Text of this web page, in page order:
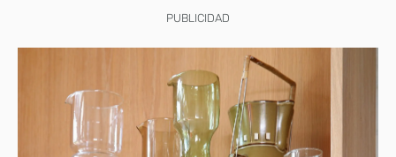
PUBLICIDAD